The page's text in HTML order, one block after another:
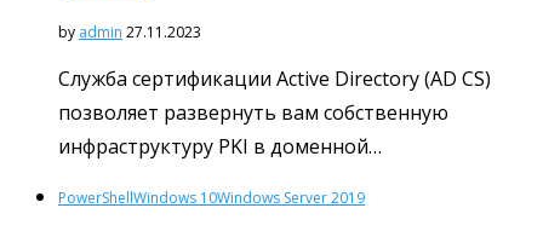
by admin 27.11.2023
Служба сертификации Active Directory (AD CS)
позволяет развернуть вам собственную
инфраструктуру PKI в доменной…
PowerShellWindows 10Windows Server 2019